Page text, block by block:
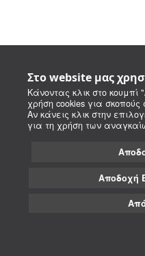
Στο website μας
Κάνοντας κλικ στο κουμπί
χρήση cookies για σκοπούς
Αν κάνεις κλικ στην
για τη χρήση των
Αποδοχή